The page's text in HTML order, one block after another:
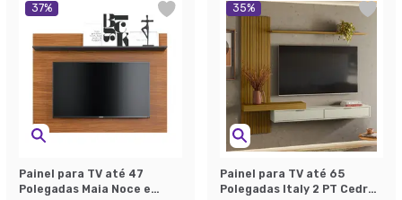
37%
Painel para TV até 47
Polegadas Maia Noce e
35%
Painel para TV até 65
Polegadas Italy 2 PT Cedro